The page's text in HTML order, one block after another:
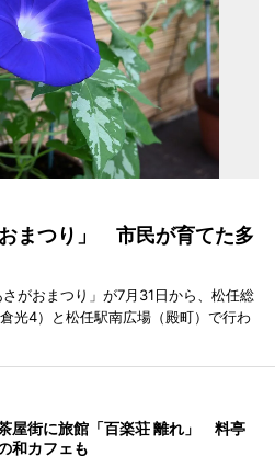
まつり」 市民が育てた多
がおまつり」が7月31日から、松任総
光4）と松任駅南広場（殿町）で行わ
屋街に旅館「百楽荘 離れ」 料亭
和カフェも